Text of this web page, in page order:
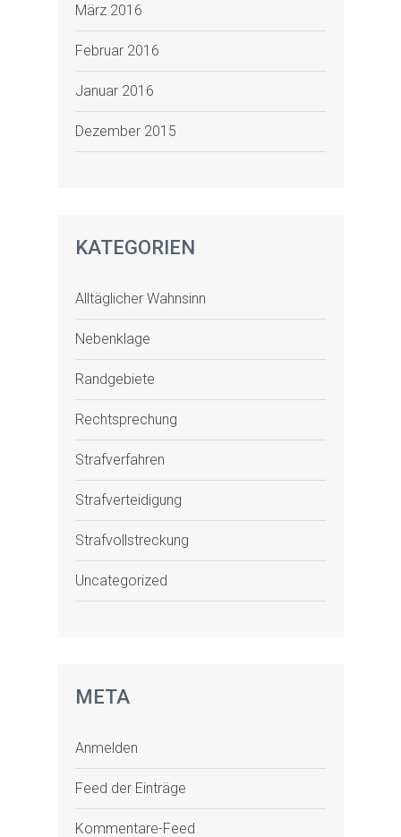
März 2016
Februar 2016
Januar 2016
Dezember 2015
KATEGORIEN
Alltäglicher Wahnsinn
Nebenklage
Randgebiete
Rechtsprechung
Strafverfahren
Strafverteidigung
Strafvollstreckung
Uncategorized
META
Anmelden
Feed der Einträge
Kommentare-Feed